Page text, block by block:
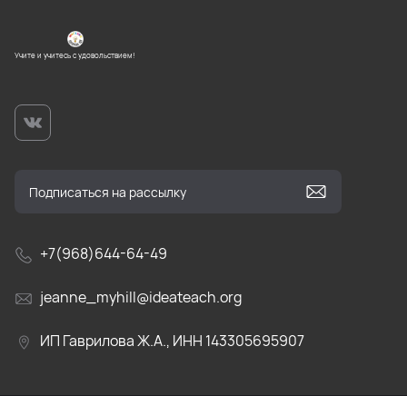
Учите и учитесь с удовольствием!
+7(968)644-64-49
jeanne_myhill@ideateach.org
ИП Гаврилова Ж.А., ИНН 143305695907